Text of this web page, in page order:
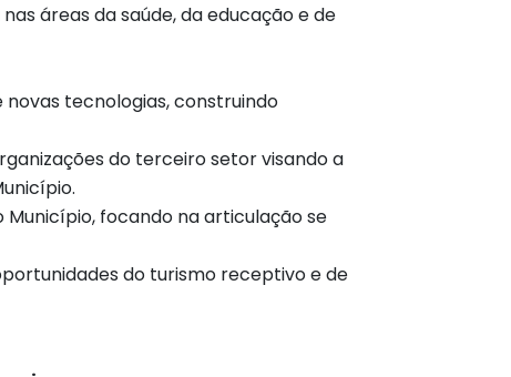
áreas da saúde, da educação e de
tecnologias, construindo
do terceiro setor visando a
focando na articulação se
do turismo receptivo e de